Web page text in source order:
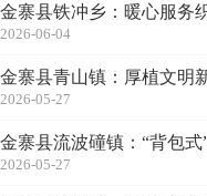
金寨县铁冲乡：暖心服务
2026-06-04
金寨县青山镇：厚植文明
2026-05-27
金寨县流波䃥镇：“背包
2026-05-27